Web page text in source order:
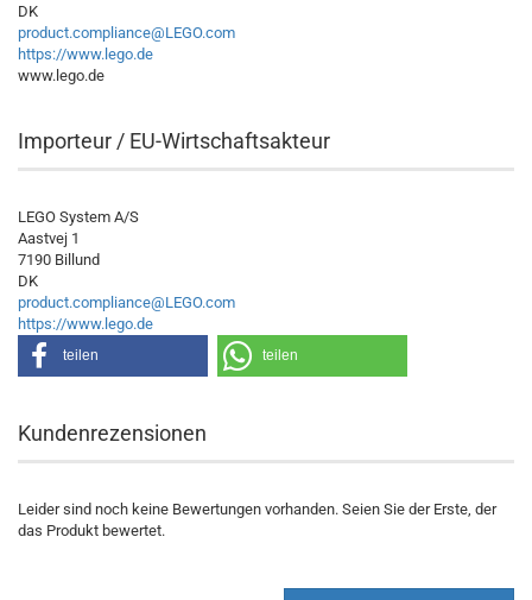
DK
product.compliance@LEGO.com
https://www.lego.de
www.lego.de
Importeur / EU-Wirtschaftsakteur
LEGO System A/S
Aastvej 1
7190 Billund
DK
product.compliance@LEGO.com
https://www.lego.de
teilen teilen
Kundenrezensionen
Leider sind noch keine Bewertungen vorhanden. Seien Sie der Erste, der
das Produkt bewertet.